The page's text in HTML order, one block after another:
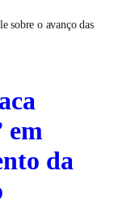
sobre o avanço das
em
da